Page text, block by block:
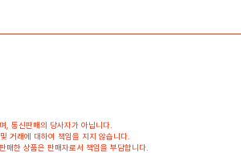
, 통신판매의 당사자가 아닙니다.
거래에 대하여 책임을 지지 않습니다.
매한 상품은 판매자로서 책임을 부담합니다.